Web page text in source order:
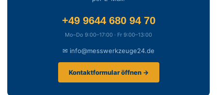
+49 9644 680 94 70
Mo–Do 9:00–17:00 · Fr 9:00–13:00
✉ info@messwerkzeuge24.de
Kontaktformular öffnen →